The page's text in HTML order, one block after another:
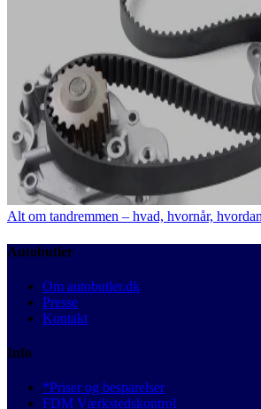
Alt om tandremmen – hvad, hvornår,
Autobutler
Om autobutler.dk
Presse
Kontakt
Info
*Priser og besparelser
FDM Værkstedskontrol